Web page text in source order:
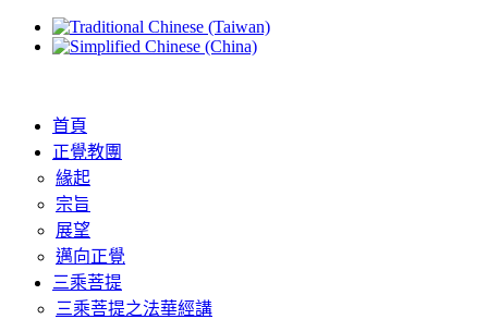
首頁
正覺教團
緣起
宗旨
展望
邁向正覺
三乘菩提
三乘菩提之法華經講